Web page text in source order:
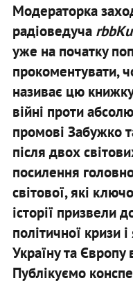
Модераторка
радіоведуча
уже на початку
прокоментувати,
називає цю
війні проти
промові Забужко
після двох
посилення
світової, які
історії призвели
політичної кризи
Україну та
Публікуємо